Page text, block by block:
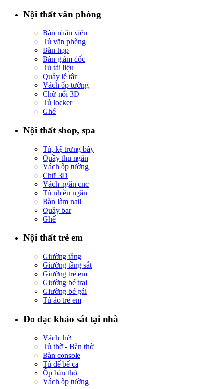
Nội thất văn phòng
Bàn nhân viên
Tủ văn phòng
Bàn họp
Bàn giám đốc
Tủ tài liệu
Quầy lễ tân
Vách ốp tường
Chữ nổi 3D
Tủ locker
Ghế
Nội thất shop, spa
Tủ, kệ trưng bày
Quầy thu ngân
Vách ốp tường
Chữ 3D
Vách ngăn cnc
Tủ nhiều ngăn
Bàn làm nail
Quầy bar
Ghế
Nội thất trẻ em
Giường tầng
Giường tầng sắt
Giường trẻ em
Giường bé trai
Giường bé gái
Tủ áo trẻ em
Đo đạc khảo sát tại nhà
Vách thờ
Tủ thờ - Bàn thờ
Bàn console
Tủ để bể cá
Ốp bàn thờ
Vách ốp tường